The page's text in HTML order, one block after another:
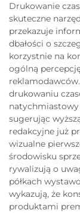
Drukowanie
skuteczne
przekazuje
dbałości o
korzystnie na
ogólną
drukowaniu
sugerując
redakcyjne już
wizualne
środowisku
rywalizują o
półkach
wykazują, że
produktami